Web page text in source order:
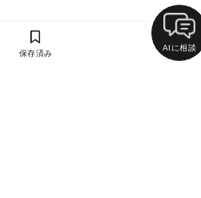
保存済み
AIに相談